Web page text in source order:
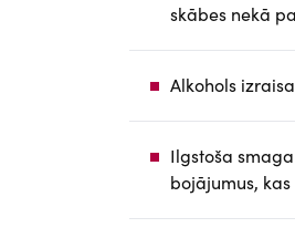
skābes nekā
Alkohols
Ilgstoša
bojājumus,